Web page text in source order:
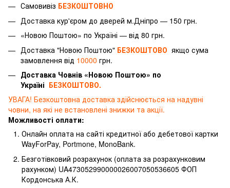
Самовивіз БЕЗКОШТОВНО
Доставка кур'єром до дверей м.Дніпро — 150 грн.
«Новою Поштою» по Україні — від 80 грн.
Доставка "Новою Поштою" БЕЗКОШТОВО якщо сума
замовлення від 10000 грн.
Доставка Човнів «Новою Поштою» по
Україні БЕЗКОШТОВО.
УВАГА! Безкоштовна доставка здійснюється на надувні
човни, на які не встановлені знижки та акції.
Можливості оплати:
Онлайн оплата на сайті кредитної або дебетової картки
WayForPay, Portmone, MonoBank.
Безготівковий розрахунок (оплата за розрахунковим
рахунком) UA473052990000026007050536605 ФОП
Кордонська А.К.